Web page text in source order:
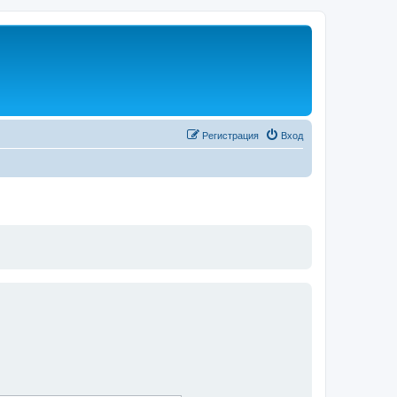
Вход
Регистрация